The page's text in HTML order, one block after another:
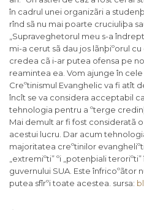
în cadrul unei organizãri a
rînd sã nu mai poarte cruciuliþa
„Supraveghetorul meu s-a
mi-a cerut sã dau jos lãnþiºorul
credea cã i-ar putea ofensa pe
reamintea ea. Vom ajunge în
Creºtinismul Evanghelic va fi atît
încît se va considera acceptabil
tehnologia pentru a ºterge
Mai demult ar fi fost consideratã
acestui lucru. Dar acum
majoritatea creºtinilor
„extremiºti” ºi „potenþiali
guvernului SUA. Este înfricoºãtor
putea sfîrºi toate acestea. sursa: